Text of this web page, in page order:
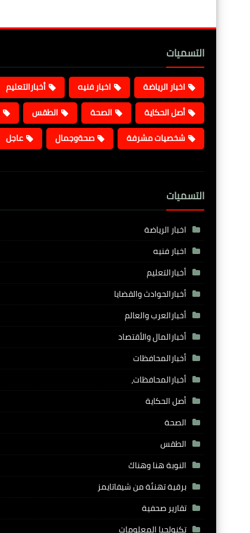
التسميات
اخبار الرياضة اخبار فنيه أخبارالتعليم
أصل الحكاية
الصحة الطقس
شخصيات مشرفة
صحةوجمال عاجل
التسميات
اخبار الرياضة
اخبار فنيه
أخبارالتعليم
أخبارالحوادث والقضايا
أخبارالعرب والعالم
أخبارالمال والأقتصاد
أخبارالمحافظات
أخبارالمحافظات،
أصل الحكاية
الصحة
الطقس
النوبة هنا وهناك
برقية تهنئة من شيفاتايمز
تقارير صحفية
تكنولجيا المعلومات